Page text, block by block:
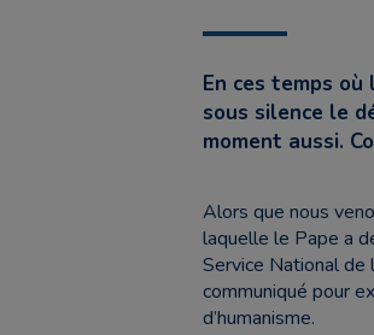
En ces temps
sous silence le
moment aussi.
Alors que nous
laquelle le Pape a
Service National
communiqué pour
d’humanisme.